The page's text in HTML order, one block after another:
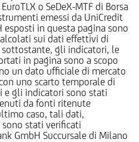
o SeDeX-MTF di Borsa
emessi da UniCredit
esposti in questa pagina sono
sui dati effettivi di
gli indicatori, le
in pagina sono a scopo
un dato ufficiale di mercato
uno scarto temporale di
e gli indicatori sono stati
da fonti ritenute
caso, tali dati,
stati verificati
GmbH Succursale di Milano